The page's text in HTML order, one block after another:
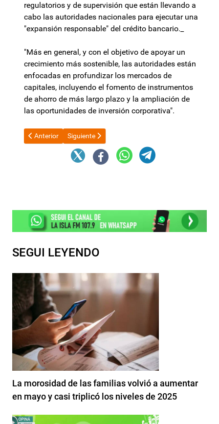
regulatorios y de supervisión que están llevando a
cabo las autoridades nacionales para ejecutar una
"expansión responsable" del crédito bancario._
"Más en general, y con el objetivo de apoyar un
crecimiento más sostenible, las autoridades están
enfocadas en profundizar los mercados de
capitales, incluyendo el fomento de instrumentos
de ahorro de más largo plazo y la ampliación de
las oportunidades de inversión corporativa".
Artículo anterior: Milei recibirá al gemólogo inglés y se reunirá
Anterior Artículo siguiente: Dudas ante la eliminación de
Siguiente
SEGUI LEYENDO
La morosidad de las familias volvió a aumentar
en mayo y casi triplicó los niveles de 2025